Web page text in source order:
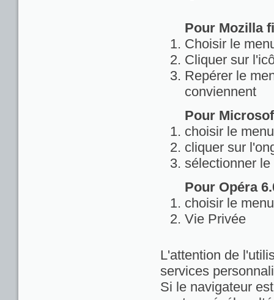
Pour Mozilla
Choisir le
Cliquer sur
Repérer le
conviennent
Pour
choisir le
cliquer sur
sélectionner
Pour Opéra
choisir le
Vie Privée
L'attention de
services
Si le navigateur